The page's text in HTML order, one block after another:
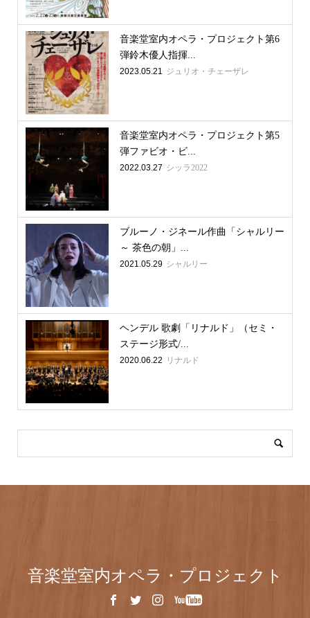
音楽堂室内オペラ・プロジェクト第6
弾鈴木優人指揮...
2023.05.21 ジュリオ・チェーザレ
音楽堂室内オペラ・プロジェクト第5
弾ファビオ・ビ...
2022.03.27 シッラ2022
ブルーノ・ジネール作曲「シャルリー
～ 茶色の朝」...
2021.05.29 シャルリー
ヘンデル 歌劇「リナルド」（セミ・
ステージ形式/...
2020.06.22 リナルド
音楽堂室内オペラ・プロジェクト